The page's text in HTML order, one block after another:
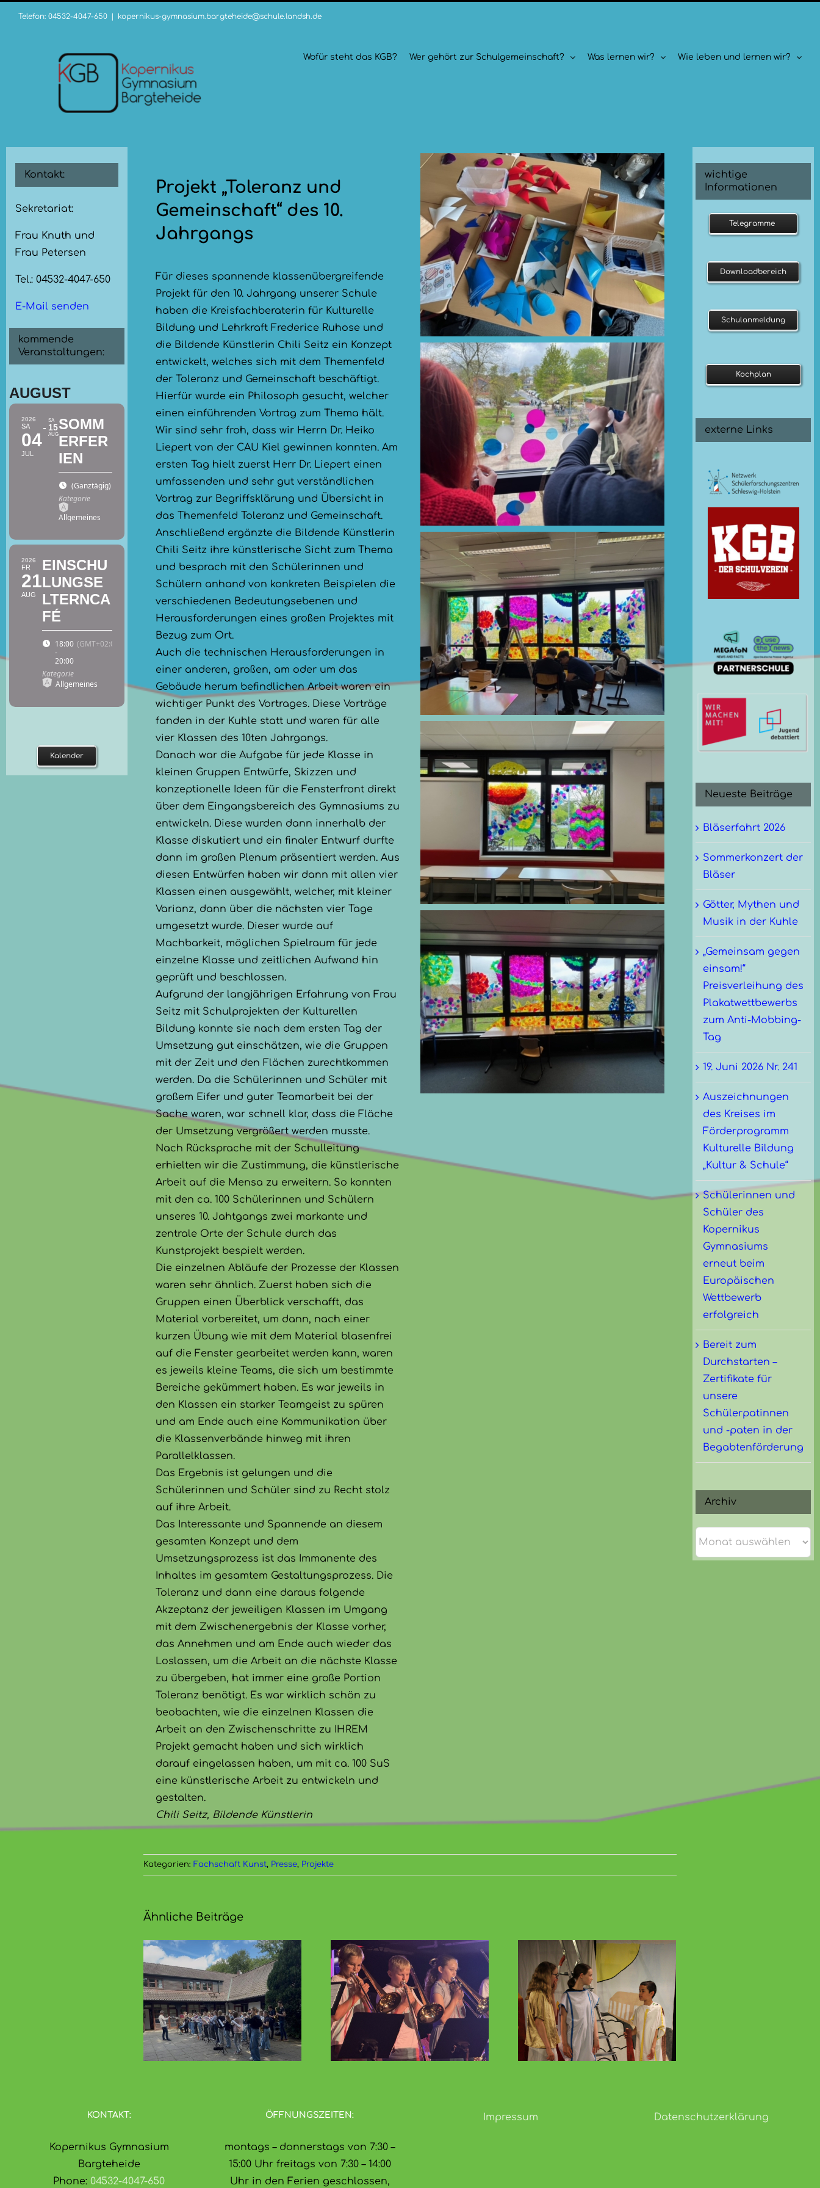
Telefon: 04532-4047-650 kopernikus-gymnasium.bargteheide@schule.landsh.de
Wofür steht das KGB? Wer gehört zur Schulgemeinschaft? Was lernen wir? Wie leben und lernen wir?
Projekt „Toleranz und
Gemeinschaft“ des 10.
Jahrgangs
Für dieses spannende klassenübergreifende
Projekt für den 10. Jahrgang unserer Schule
haben die Kreisfachberaterin für Kulturelle
Bildung und Lehrkraft Frederice Ruhose und
die Bildende Künstlerin Chili Seitz ein Konzept
entwickelt, welches sich mit dem Themenfeld
der Toleranz und Gemeinschaft beschäftigt.
Hierfür wurde ein Philosoph gesucht, welcher
einen einführenden Vortrag zum Thema hält.
Wir sind sehr froh, dass wir Herrn Dr. Heiko
Liepert von der CAU Kiel gewinnen konnten. Am
ersten Tag hielt zuerst Herr Dr. Liepert einen
umfassenden und sehr gut verständlichen
Vortrag zur Begriffsklärung und Übersicht in
das Themenfeld Toleranz und Gemeinschaft.
Anschließend ergänzte die Bildende Künstlerin
Chili Seitz ihre künstlerische Sicht zum Thema
und besprach mit den Schülerinnen und
Schülern anhand von konkreten Beispielen die
verschiedenen Bedeutungsebenen und
Herausforderungen eines großen Projektes mit
Bezug zum Ort.
Auch die technischen Herausforderungen in
einer anderen, großen, am oder um das
Gebäude herum befindlichen Arbeit waren ein
wichtiger Punkt des Vortrages. Diese Vorträge
fanden in der Kuhle statt und waren für alle
vier Klassen des 10ten Jahrgangs.
Danach war die Aufgabe für jede Klasse in
kleinen Gruppen Entwürfe, Skizzen und
konzeptionelle Ideen für die Fensterfront direkt
über dem Eingangsbereich des Gymnasiums zu
entwickeln. Diese wurden dann innerhalb der
Klasse diskutiert und ein finaler Entwurf durfte
dann im großen Plenum präsentiert werden. Aus
diesen Entwürfen haben wir dann mit allen vier
Klassen einen ausgewählt, welcher, mit kleiner
Varianz, dann über die nächsten vier Tage
umgesetzt wurde. Dieser wurde auf
Machbarkeit, möglichen Spielraum für jede
einzelne Klasse und zeitlichen Aufwand hin
geprüft und beschlossen.
Aufgrund der langjährigen Erfahrung von Frau
Seitz mit Schulprojekten der Kulturellen
Bildung konnte sie nach dem ersten Tag der
Umsetzung gut einschätzen, wie die Gruppen
mit der Zeit und den Flächen zurechtkommen
werden. Da die Schülerinnen und Schüler mit
großem Eifer und guter Teamarbeit bei der
Sache waren, war schnell klar, dass die Fläche
der Umsetzung vergrößert werden musste.
Nach Rücksprache mit der Schulleitung
erhielten wir die Zustimmung, die künstlerische
Arbeit auf die Mensa zu erweitern. So konnten
mit den ca. 100 Schülerinnen und Schülern
unseres 10. Jahtgangs zwei markante und
zentrale Orte der Schule durch das
Kunstprojekt bespielt werden.
Die einzelnen Abläufe der Prozesse der Klassen
waren sehr ähnlich. Zuerst haben sich die
Gruppen einen Überblick verschafft, das
Material vorbereitet, um dann, nach einer
kurzen Übung wie mit dem Material blasenfrei
auf die Fenster gearbeitet werden kann, waren
es jeweils kleine Teams, die sich um bestimmte
Bereiche gekümmert haben. Es war jeweils in
den Klassen ein starker Teamgeist zu spüren
und am Ende auch eine Kommunikation über
die Klassenverbände hinweg mit ihren
Parallelklassen.
Das Ergebnis ist gelungen und die
Schülerinnen und Schüler sind zu Recht stolz
auf ihre Arbeit.
Das Interessante und Spannende an diesem
gesamten Konzept und dem
Umsetzungsprozess ist das Immanente des
Inhaltes im gesamtem Gestaltungsprozess. Die
Toleranz und dann eine daraus folgende
Akzeptanz der jeweiligen Klassen im Umgang
mit dem Zwischenergebnis der Klasse vorher,
das Annehmen und am Ende auch wieder das
Loslassen, um die Arbeit an die nächste Klasse
zu übergeben, hat immer eine große Portion
Toleranz benötigt. Es war wirklich schön zu
beobachten, wie die einzelnen Klassen die
Arbeit an den Zwischenschritte zu IHREM
Projekt gemacht haben und sich wirklich
darauf eingelassen haben, um mit ca. 100 SuS
eine künstlerische Arbeit zu entwickeln und
gestalten.
Chili Seitz, Bildende Künstlerin
Kategorien: Fachschaft Kunst, Presse, Projekte
Ähnliche Beiträge
Sommerkonzert
der Bläser
Götter, Mythen
und Musik in
der Kuhle
Kontakt:
Sekretariat:
Frau Knuth und
Frau Petersen
Tel.: 04532-4047-650
E-Mail senden
kommende
Veranstaltungen:
AUGUST
2026
SA
04
JUL
SA
15
AUG
SOMM
ERFER
IEN
(Ganztägig)
(GMT+02:00)
Kategorie
Allgemeines
2026
FR
21
AUG
EINSCHU
LUNGSE
LTERNCA
FÉ
18:00
-
20:00
(GMT+02:00)
Kategorie
Allgemeines
Kalender
wichtige
Informationen
Telegramme
Downloadbereich
Schulanmeldung
Kochplan
externe Links
Neueste Beiträge
Bläserfahrt 2026
Sommerkonzert der
Bläser
Götter, Mythen und
Musik in der Kuhle
„Gemeinsam gegen
einsam!“
Preisverleihung des
Plakatwettbewerbs
zum Anti-Mobbing-
Tag
19. Juni 2026 Nr. 241
Auszeichnungen
des Kreises im
Förderprogramm
Kulturelle Bildung
„Kultur & Schule“
Schülerinnen und
Schüler des
Kopernikus
Gymnasiums
erneut beim
Europäischen
Wettbewerb
erfolgreich
Bereit zum
Durchstarten –
Zertifikate für
unsere
Schülerpatinnen
und -paten in der
Begabtenförderung
Archiv
Archiv
KONTAKT:
Kopernikus Gymnasium
Bargteheide
Phone: 04532-4047-650
ÖFFNUNGSZEITEN:
montags – donnerstags von 7:30 –
15:00 Uhr freitags von 7:30 – 14:00
Uhr in den Ferien geschlossen,
Impressum Datenschutzerklärung